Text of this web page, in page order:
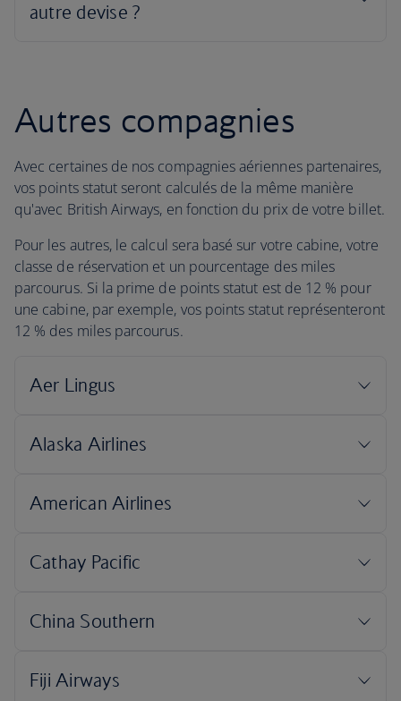
Autres compagnies
Avec certaines de nos compagnies aériennes partenaires,
vos points statut seront calculés de la même manière
qu'avec British Airways, en fonction du prix de votre billet.
Pour les autres, le calcul sera basé sur votre cabine, votre
classe de réservation et un pourcentage des miles
parcourus. Si la prime de points statut est de 12 % pour
une cabine, par exemple, vos points statut représenteront
12 % des miles parcourus.